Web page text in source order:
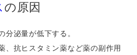
の原因
分泌量が低下する。
、抗ヒスタミン薬など薬の副作用